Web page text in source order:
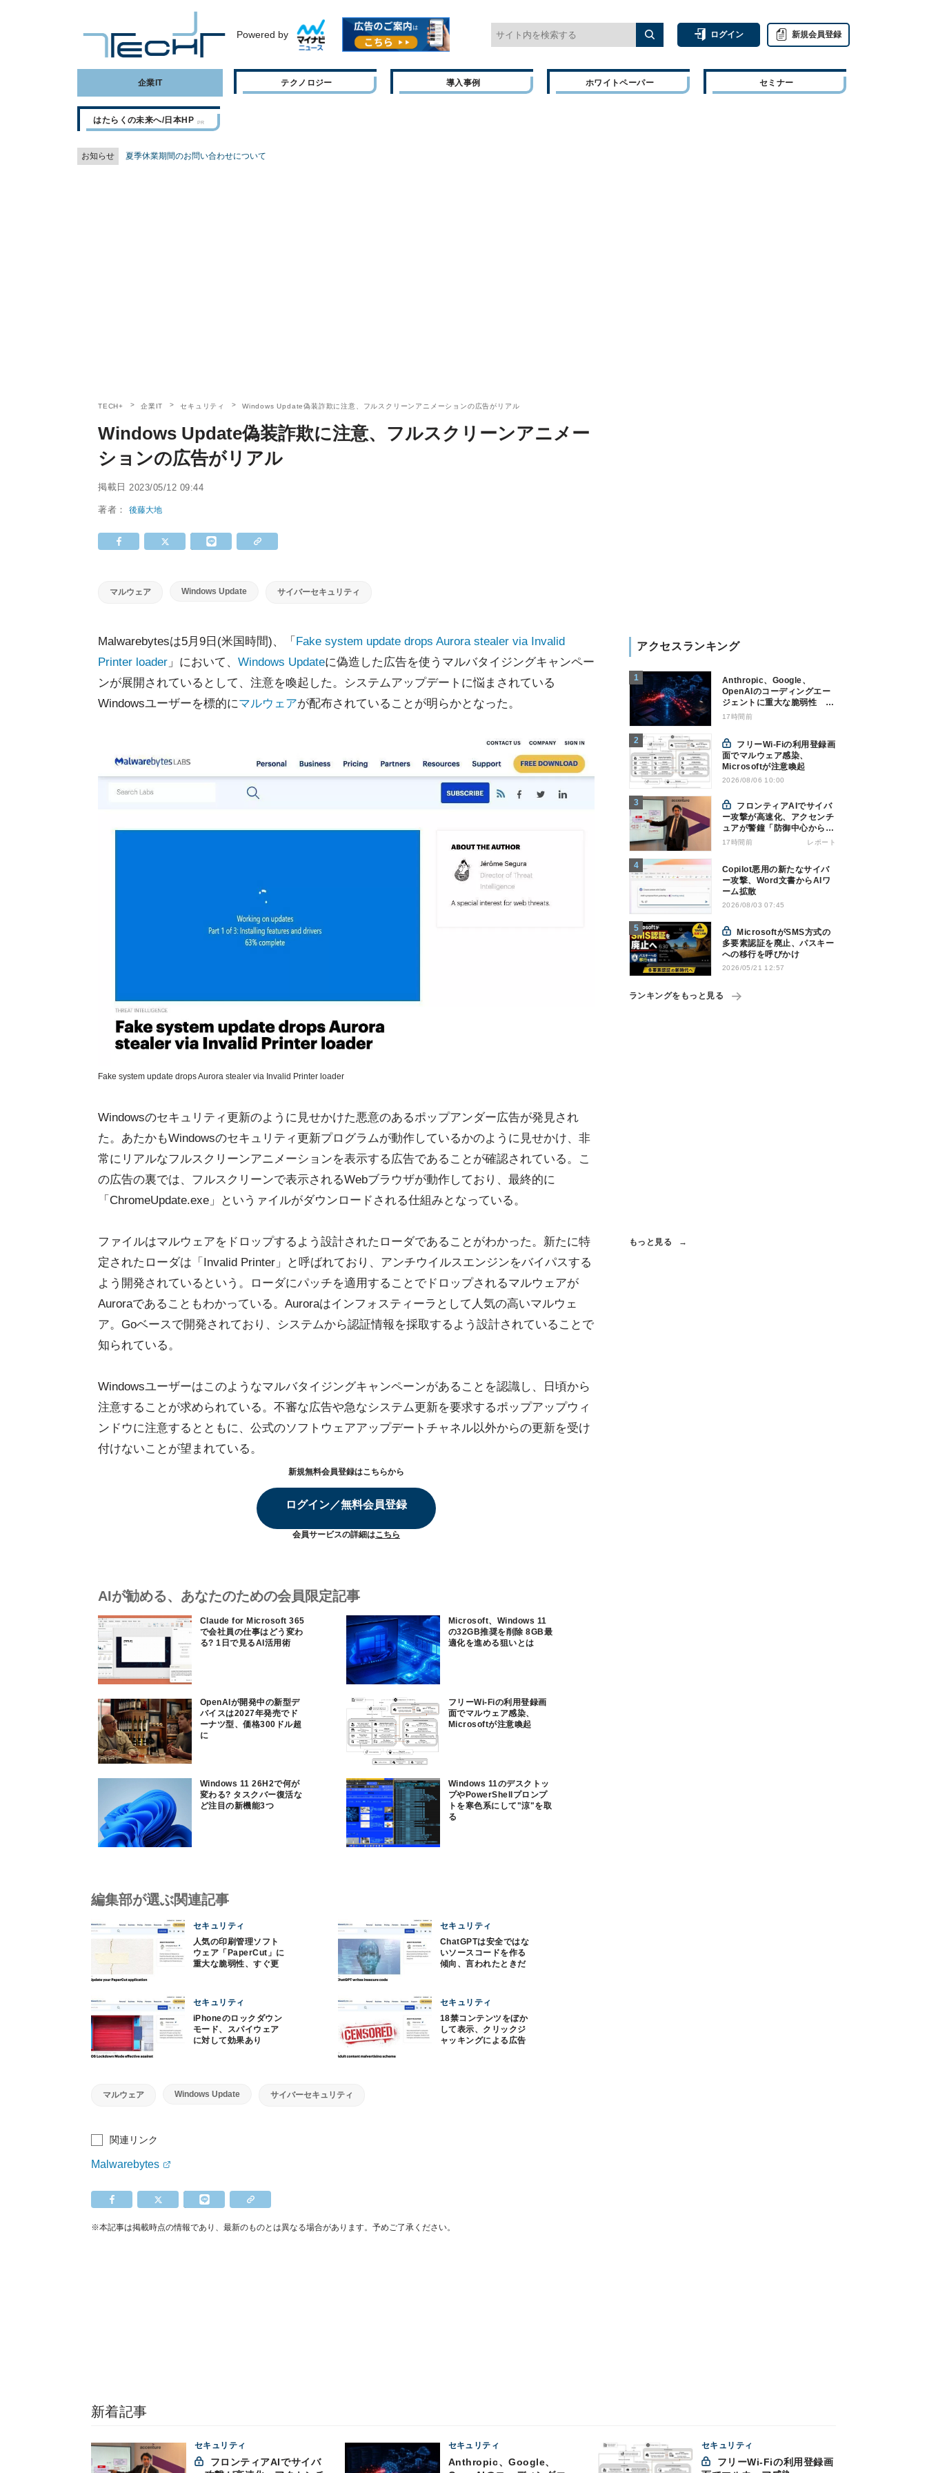
Powered by ログイン 新規会員登録
企業IT テクノロジー 導入事例 ホワイトペーパー セミナー
はたらくの未来へ/日本HP
お知らせ 夏季休業期間のお問い合わせについて
TECH+ 企業IT セキュリティ Windows Update偽装詐欺に注意、フルスクリーンアニメーションの広告がリアル
Windows Update偽装詐欺に注意、フルスクリーンアニメー
ションの広告がリアル
掲載日 2023/05/12 09:44
著者：後藤大地
マルウェア Windows Update サイバーセキュリティ
Malwarebytesは5月9日(米国時間)、「 Fake system update drops Aurora stealer via Invalid
Printer loader 」において、 Windows Updateに偽造した広告を使うマルバタイジングキャンペー
ンが展開されているとして、注意を喚起した。システムアップデートに悩まされている
Windowsユーザーを標的にマルウェアが配布されていることが明らかとなった。
Fake system update drops Aurora stealer via Invalid Printer loader
Windowsのセキュリティ更新のように見せかけた悪意のあるポップアンダー広告が発見され
た。あたかもWindowsのセキュリティ更新プログラムが動作しているかのように見せかけ、非
常にリアルなフルスクリーンアニメーションを表示する広告であることが確認されている。こ
の広告の裏では、フルスクリーンで表示されるWebブラウザが動作しており、最終的に
「ChromeUpdate.exe」というァイルがダウンロードされる仕組みとなっている。
ファイルはマルウェアをドロップするよう設計されたローダであることがわかった。新たに特
定されたローダは「Invalid Printer」と呼ばれており、アンチウイルスエンジンをバイパスする
よう開発されているという。ローダにパッチを適用することでドロップされるマルウェアが
Auroraであることもわかっている。Auroraはインフォスティーラとして人気の高いマルウェ
ア。Goベースで開発されており、システムから認証情報を採取するよう設計されていることで
知られている。
Windowsユーザーはこのようなマルバタイジングキャンペーンがあることを認識し、日頃から
注意することが求められている。不審な広告や急なシステム更新を要求するポップアップウィ
ンドウに注意するとともに、公式のソフトウェアアップデートチャネル以外からの更新を受け
付けないことが望まれている。
新規無料会員登録はこちらから
ログイン／無料会員登録
会員サービスの詳細はこちら
AIが勧める、あなたのための会員限定記事
Claude for Microsoft 365
で会社員の仕事はどう変わ
る? 1日で見るAI活用術
Microsoft、Windows 11
の32GB推奨を削除 8GB最
適化を進める狙いとは
OpenAIが開発中の新型デ
バイスは2027年発売でド
ーナツ型、価格300ドル超
に
フリーWi-Fiの利用登録画
面でマルウェア感染、
Microsoftが注意喚起
Windows 11 26H2で何が
変わる? タスクバー復活な
ど注目の新機能3つ
Windows 11のデスクトッ
プやPowerShellプロンプ
トを寒色系にして"涼"を取
る
アクセスランキング
Anthropic、Google、
OpenAIのコーディングエー
ジェントに重大な脆弱性 認
証情報窃取などの恐れ
17時間前
面でマルウェア感染、
Microsoftが注意喚起
2026/08/06 10:00
ー攻撃が高速化、アクセンチ
ュアが警鐘「防御中心からの
脱却を」
17時間前 レポート
Copilot悪用の新たなサイバ
ー攻撃、Word文書からAIワ
ーム拡散
2026/08/03 07:45
多要素認証を廃止、パスキー
への移行を呼びかけ
2026/05/21 12:57
ランキングをもっと見る
もっと見る
編集部が選ぶ関連記事
セキュリティ
人気の印刷管理ソフト
ウェア「PaperCut」に
重大な脆弱性、すぐ更
セキュリティ
ChatGPTは安全ではな
いソースコードを作る
傾向、言われたときだ
セキュリティ
iPhoneのロックダウン
モード、スパイウェア
に対して効果あり
セキュリティ
18禁コンテンツをぼか
して表示、クリックジ
ャッキングによる広告
マルウェア Windows Update サイバーセキュリティ
関連リンク
Malwarebytes
※本記事は掲載時点の情報であり、最新のものとは異なる場合があります。予めご了承ください。
新着記事
セキュリティ セキュリティ
Anthropic、Google、
セキュリティ